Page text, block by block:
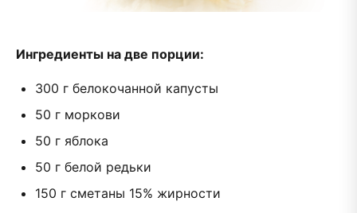
Ингредиенты на две порции:
300 г белокочанной капусты
50 г моркови
50 г яблока
50 г белой редьки
150 г сметаны 15% жирности